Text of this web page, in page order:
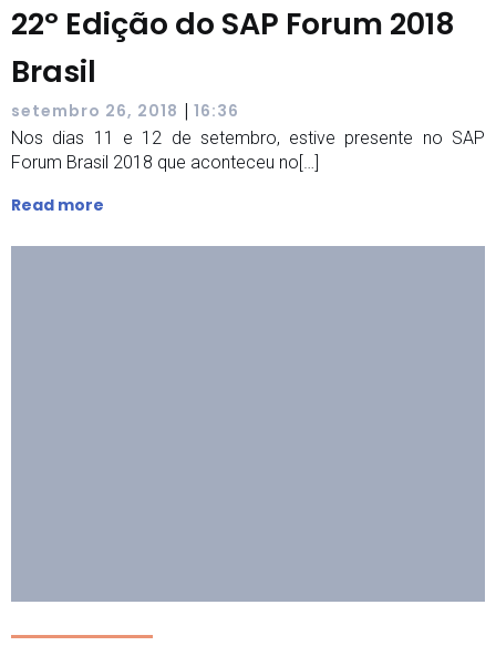
22º Edição do SAP Forum 2018
Brasil
setembro 26, 2018 | 16:36
Nos dias 11 e 12 de setembro, estive presente no SAP
Forum Brasil 2018 que aconteceu no[…]
Read more